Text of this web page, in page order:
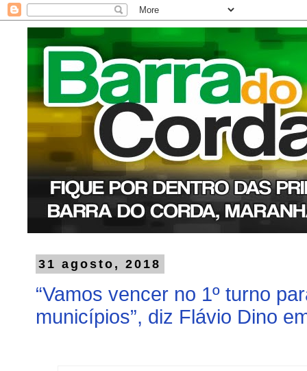
31 agosto, 2018
“Vamos vencer no 1º turno
municípios”, diz Flávio Dino